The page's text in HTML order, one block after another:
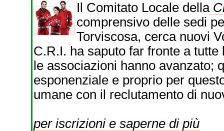
Il Comitato Locale della
comprensivo delle sedi
Torviscosa, cerca nuovi
C.R.I. ha saputo far fronte a
le associazioni hanno avanzato;
esponenziale e proprio per
umane con il reclutamento di
per iscrizioni e saperne di più